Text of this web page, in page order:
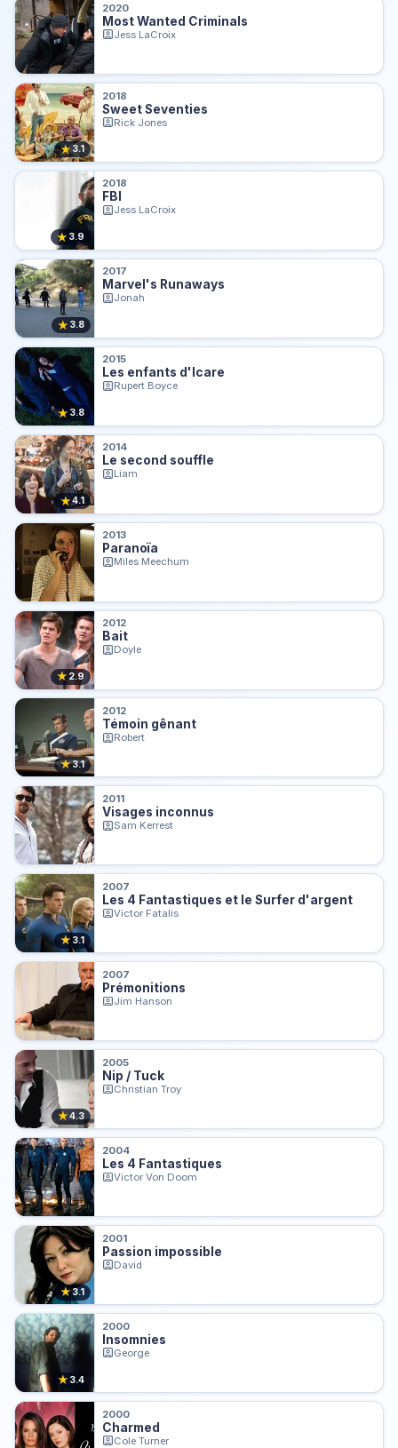
2020
Most Wanted Criminals
Jess LaCroix
★3.1
2018
Sweet Seventies
Rick Jones
★ 3.9
2018
FBI
Jess LaCroix
★ 3.8
2017
Marvel's Runaways
Jonah
★ 3.8
2015
Les enfants d'Icare
Rupert Boyce
★4.1
2014
Le second souffle
Liam
2013
Paranoïa
Miles Meechum
★2.9
2012
Bait
Doyle
★3.1
2012
Témoin gênant
Robert
2011
Visages inconnus
Sam Kerrest
★ 3.1
2007
Les 4 Fantastiques et le Surfer d'argent
Victor Fatalis
2007
Prémonitions
Jim Hanson
★4.3
2005
Nip / Tuck
Christian Troy
2004
Les 4 Fantastiques
Victor Von Doom
★3.1
2001
Passion impossible
David
★ 3.4
2000
Insomnies
George
2000
Charmed
Cole Turner